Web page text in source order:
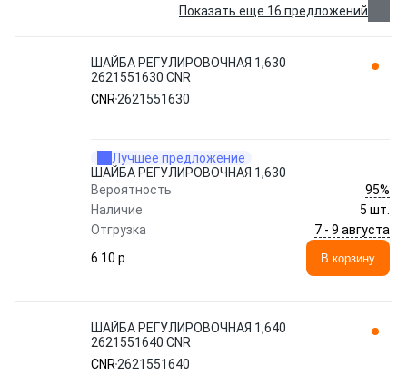
Показать еще 16 предложений
ШАЙБА РЕГУЛИРОВОЧНАЯ 1,630
2621551630 CNR
CNR 2621551630
Лучшее предложение
ШАЙБА РЕГУЛИРОВОЧНАЯ 1,630
Вероятность
95%
Наличие
5 шт.
Отгрузка
7 - 9 августа
6.10 p.
В корзину
ШАЙБА РЕГУЛИРОВОЧНАЯ 1,640
2621551640 CNR
CNR 2621551640